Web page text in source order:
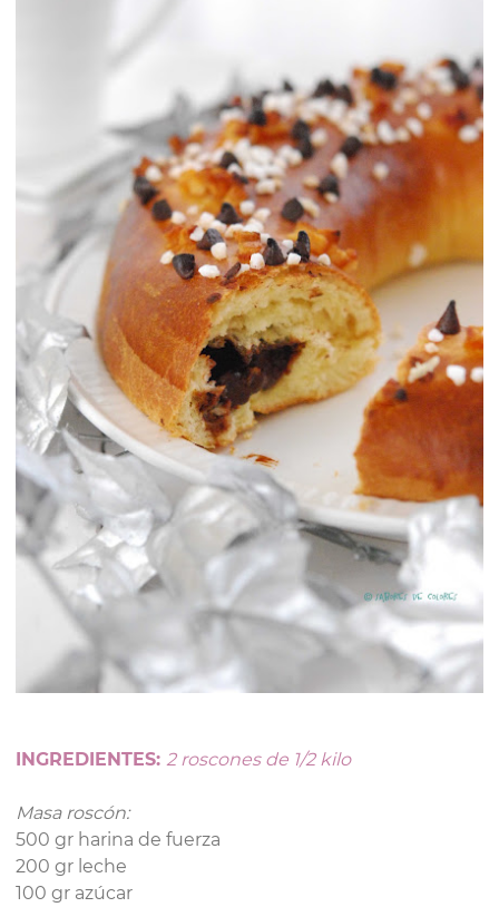
INGREDIENTES: 2 roscones de 1/2 kilo
Masa roscón:
500 gr harina de fuerza
200 gr leche
100 gr azúcar